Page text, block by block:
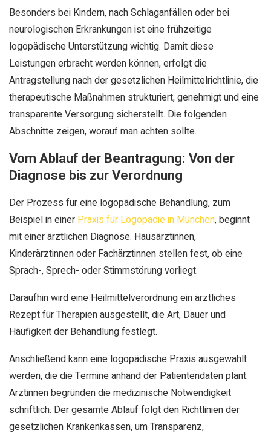
Besonders bei Kindern, nach Schlaganfällen oder bei
neurologischen Erkrankungen ist eine frühzeitige
logopädische Unterstützung wichtig. Damit diese
Leistungen erbracht werden können, erfolgt die
Antragstellung nach der gesetzlichen Heilmittelrichtlinie, die
therapeutische Maßnahmen strukturiert, genehmigt und eine
transparente Versorgung sicherstellt. Die folgenden
Abschnitte zeigen, worauf man achten sollte.
Vom Ablauf der Beantragung: Von der
Diagnose bis zur Verordnung
Der Prozess für eine logopädische Behandlung, zum
Beispiel in einer Praxis für Logopädie in München, beginnt
mit einer ärztlichen Diagnose. Hausärztinnen,
Kinderärztinnen oder Fachärztinnen stellen fest, ob eine
Sprach-, Sprech- oder Stimmstörung vorliegt.
Daraufhin wird eine Heilmittelverordnung ein ärztliches
Rezept für Therapien ausgestellt, die Art, Dauer und
Häufigkeit der Behandlung festlegt.
Anschließend kann eine logopädische Praxis ausgewählt
werden, die die Termine anhand der Patientendaten plant.
Ärztinnen begründen die medizinische Notwendigkeit
schriftlich. Der gesamte Ablauf folgt den Richtlinien der
gesetzlichen Krankenkassen, um Transparenz,